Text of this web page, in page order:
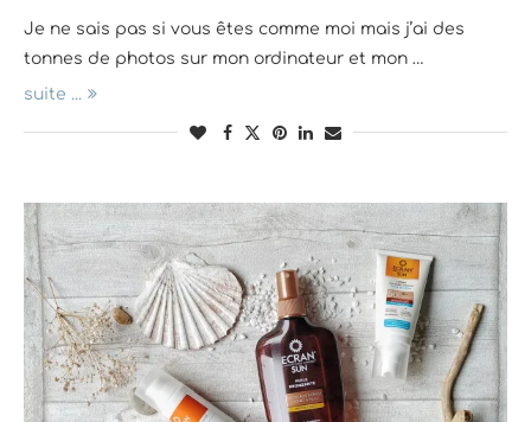
Je ne sais pas si vous êtes comme moi mais j’ai des
tonnes de photos sur mon ordinateur et mon …
suite ...